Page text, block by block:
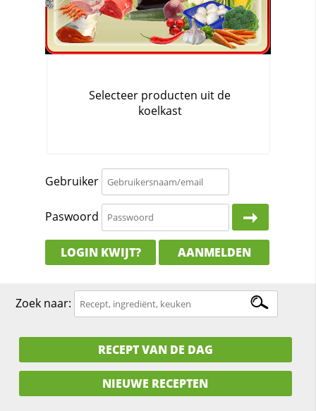
Gebruiker
Paswoord
LOGIN KWIJT? AANMELDEN
Zoek naar:
RECEPT VAN DE DAG
NIEUWE RECEPTEN